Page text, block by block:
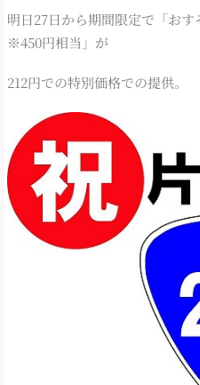
明日27日から期間限定で「お
※450円相当」が
212円での特別価格での提供。